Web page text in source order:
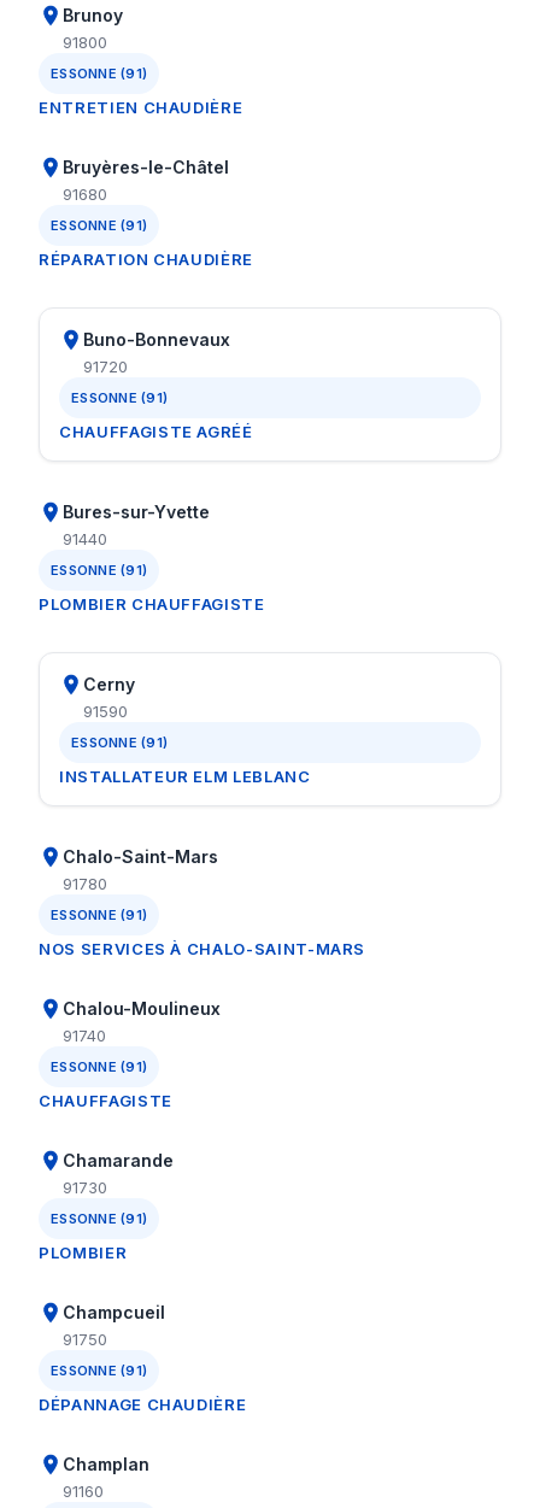
Brunoy
91800
ESSONNE (91)
ENTRETIEN CHAUDIÈRE
Bruyères-le-Châtel
91680
ESSONNE (91)
RÉPARATION CHAUDIÈRE
Buno-Bonnevaux
91720
ESSONNE (91)
CHAUFFAGISTE AGRÉÉ
Bures-sur-Yvette
91440
ESSONNE (91)
PLOMBIER CHAUFFAGISTE
Cerny
91590
ESSONNE (91)
INSTALLATEUR ELM LEBLANC
Chalo-Saint-Mars
91780
ESSONNE (91)
NOS SERVICES À CHALO-SAINT-MARS
Chalou-Moulineux
91740
ESSONNE (91)
CHAUFFAGISTE
Chamarande
91730
ESSONNE (91)
PLOMBIER
Champcueil
91750
ESSONNE (91)
DÉPANNAGE CHAUDIÈRE
Champlan
91160